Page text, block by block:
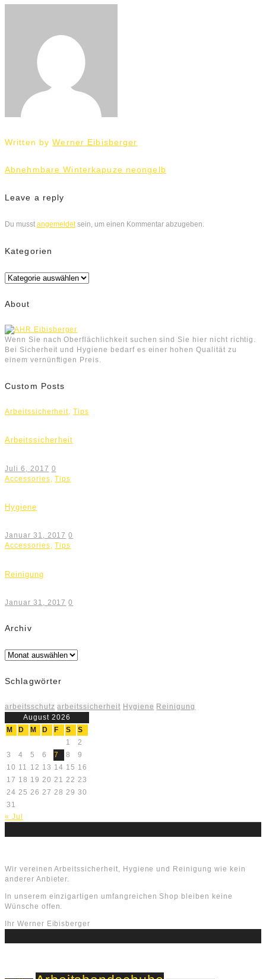
Written byWerner Eibisberger
Beitrags-
Navigation
Abnehmbare Winterkapuze neongelb
Leave a reply
Du musst angemeldetsein, um einen Kommentar abzugeben.
Kategorien
Kategorien
About
Wenn Sie nach Oberflächlichkeit suchen sind Sie hier nicht richtig.
Bei Sicherheit und Hygiene bedarf es einer hohen Qualität zu
einem vernünftigen Preis.
Custom Posts
Arbeitssicherheit,Tips
Arbeitssicherheit
Juli 6, 2017 0
Accessories ,Tips
Hygiene
Januar 31, 2017 0
Accessories,Tips
Reinigung
Januar 31, 2017 0
Archiv
Archiv
Schlagwörter
arbeitsschutz arbeitssicherheit Hygiene Reinigung
August 2026
M
D M D F S
S
1
2
3
4 5 6 7 8
9
10 11 12 13 14 15 16
17 18 19 20 21 22 23
24 25 26 27 28 29 30
31
« Jul
Wir vereinen Arbeitssicherheit, Hygiene und Reinigung wie kein
anderer Anbieter.
In unserem einzigartigen umfangreichen Shop bleiben keine
Wünsche offen.
Ihr Werner Eibisberger